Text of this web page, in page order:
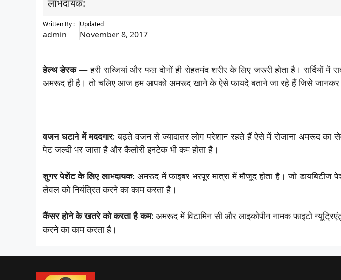
लाभदायक:
Written By :
admin
Updated
November 8, 2017
हेल्थ डेस्क —हरी सब्जियां और फल दोनों ही सेहतमंद शरीर के लिए जरूरी होता है। सर्दियों में
अमरूद ही है। तो चलिए आज हम आपको अमरूद खाने के ऐसे फायदे बताने जा रहे हैं जिसे
वजन घटाने में मददगार: बढ़ते वजन से ज्यादातर लोग परेशान रहते हैं ऐसे में रोजाना अमरूद
पेट जल्दी भर जाता है और कैलोरी इनटेक भी कम होता है।
शुगर पेशेंट के लिए लाभदायक: अमरूद में फाइबर भरपूर मात्रा में मौजूद होता है। जो डायबिटीज
लेवल को नियंत्रित करने का काम करता है।
कैंसर होने के खतरे को करता है कम: अमरूद में विटामिन सी और लाइकोपीन नामक फाइटो
करने का काम करता है।